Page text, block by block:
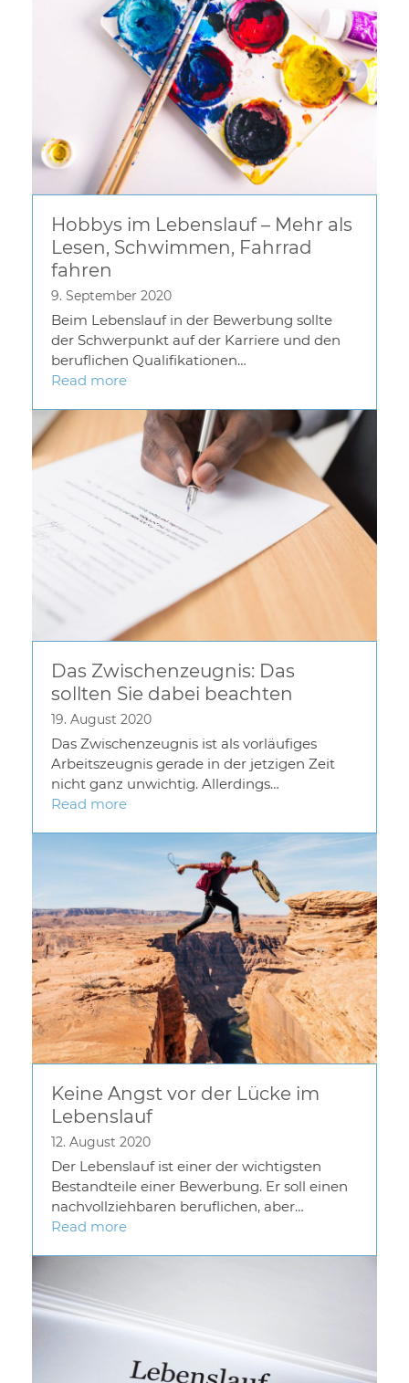
Hobbys im Lebenslauf – Mehr als
Lesen, Schwimmen, Fahrrad
fahren
9. September 2020
Beim Lebenslauf in der Bewerbung sollte
der Schwerpunkt auf der Karriere und den
beruflichen Qualifikationen…
Read more
Das Zwischenzeugnis: Das
sollten Sie dabei beachten
19. August 2020
Das Zwischenzeugnis ist als vorläufiges
Arbeitszeugnis gerade in der jetzigen Zeit
nicht ganz unwichtig. Allerdings…
Read more
Keine Angst vor der Lücke im
Lebenslauf
12. August 2020
Der Lebenslauf ist einer der wichtigsten
Bestandteile einer Bewerbung. Er soll einen
nachvollziehbaren beruflichen, aber…
Read more